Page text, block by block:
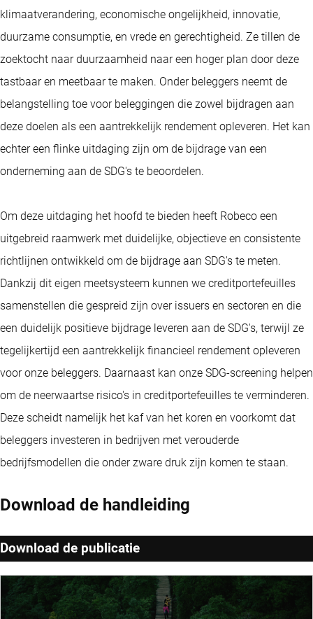
klimaatverandering, economische ongelijkheid, innovatie,
duurzame consumptie, en vrede en gerechtigheid. Ze tillen de
zoektocht naar duurzaamheid naar een hoger plan door deze
tastbaar en meetbaar te maken. Onder beleggers neemt de
belangstelling toe voor beleggingen die zowel bijdragen aan
deze doelen als een aantrekkelijk rendement opleveren. Het kan
echter een flinke uitdaging zijn om de bijdrage van een
onderneming aan de SDG's te beoordelen.
Om deze uitdaging het hoofd te bieden heeft Robeco een
uitgebreid raamwerk met duidelijke, objectieve en consistente
richtlijnen ontwikkeld om de bijdrage aan SDG's te meten.
Dankzij dit eigen meetsysteem kunnen we creditportefeuilles
samenstellen die gespreid zijn over issuers en sectoren en die
een duidelijk positieve bijdrage leveren aan de SDG's, terwijl ze
tegelijkertijd een aantrekkelijk financieel rendement opleveren
voor onze beleggers. Daarnaast kan onze SDG-screening helpen
om de neerwaartse risico's in creditportefeuilles te verminderen.
Deze scheidt namelijk het kaf van het koren en voorkomt dat
beleggers investeren in bedrijven met verouderde
bedrijfsmodellen die onder zware druk zijn komen te staan.
Download de handleiding
Download de publicatie